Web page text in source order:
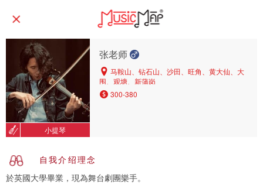
小提琴
张老师
马鞍山、钻石山、沙田、旺角、黄大仙、大
围、观塘、新蒲岗
300-380
自我介绍理念
於英國大學畢業，現為舞台劇團樂手。